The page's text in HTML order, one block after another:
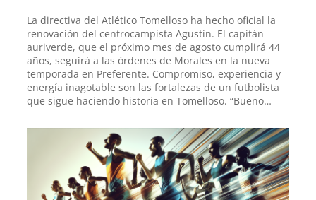
La directiva del Atlético Tomelloso ha hecho oficial la
renovación del centrocampista Agustín. El capitán
auriverde, que el próximo mes de agosto cumplirá 44
años, seguirá a las órdenes de Morales en la nueva
temporada en Preferente. Compromiso, experiencia y
energía inagotable son las fortalezas de un futbolista
que sigue haciendo historia en Tomelloso. “Bueno…